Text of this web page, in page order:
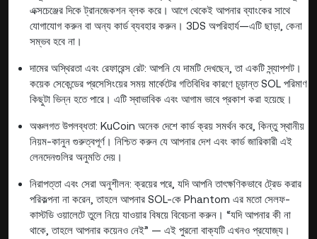
এক্সচেঞ্জের দিকে ট্রানজেকশন ব্লক করে। আগে থেকেই আপনার ব্যাংকের সাথে
যোগাযোগ করুন বা অন্য কার্ড ব্যবহার করুন। 3DS অপরিহার্য—এটি ছাড়া, কেনা
সম্ভব হবে না।
দামের অস্থিরতা এবং রেফারেন্স রেট: আপনি যে দামটি দেখছেন, তা একটি স্ন্যাপশট।
কয়েক সেকেন্ডের প্রসেসিংয়ের সময় মার্কেটের গতিবিধির কারণে চূড়ান্ত SOL পরিমাণ
কিছুটা ভিন্ন হতে পারে। এটি স্বাভাবিক এবং আগাম ভাবে প্রকাশ করা হয়েছে।
অঞ্চলগত উপলব্ধতা: KuCoin অনেক দেশে কার্ড ক্রয় সমর্থন করে, কিন্তু স্থানীয়
নিয়ম-কানুন গুরুত্বপূর্ণ। নিশ্চিত করুন যে আপনার দেশ এবং কার্ড জারিকারী এই
লেনদেনগুলির অনুমতি দেয়।
নিরাপত্তা এবং সেরা অনুশীলন: ক্রয়ের পরে, যদি আপনি তাৎক্ষণিকভাবে ট্রেড করার
পরিকল্পনা না করেন, তাহলে আপনার SOL-কে Phantom এর মতো সেলফ-
কাস্টডি ওয়ালেটে তুলে নিয়ে যাওয়ার বিষয়ে বিবেচনা করুন। “যদি আপনার কী না
থাকে, তাহলে আপনার কয়েনও নেই” — এই পুরনো বাক্যটি এখনও প্রযোজ্য।